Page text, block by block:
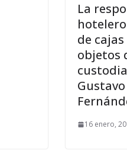
La
de
objetos
16 enero,